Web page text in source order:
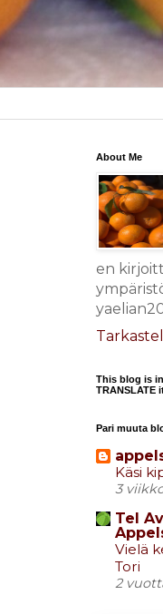
About Me
en
This blog is
TRANSLATE
Pari muuta
Käsi
3
Tel
Vielä
Tori
2